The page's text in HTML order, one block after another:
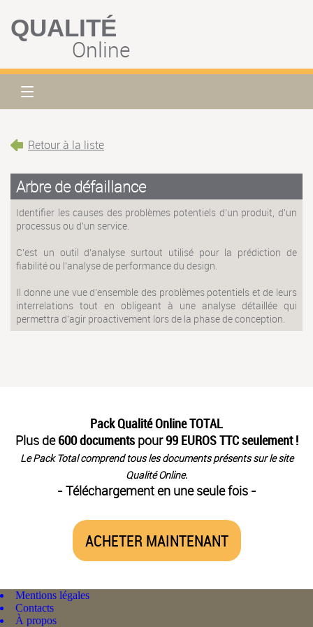
QUALITÉ
Online
Retour à la liste
Arbre de défaillance
Identifier les causes des problèmes potentiels d'un produit, d'un
processus ou d'un service.
C'est un outil d'analyse surtout utilisé pour la prédiction de
fiabilité ou l'analyse de performance du design.
Il donne une vue d'ensemble des problèmes potentiels et de leurs
interrelations tout en obligeant à une analyse détaillée qui
permettra d'agir proactivement lors de la phase de conception.
Pack Qualité Online TOTAL
Plus de600 documentspour99 EUROS TTC seulement !
Le Pack Total comprend tous les documents présents sur le site
Qualité Online.
- Téléchargement en une seule fois -
ACHETER MAINTENANT
Mentions légales
Contacts
À propos